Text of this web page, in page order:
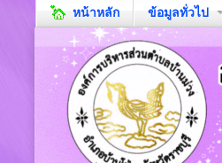
หน้าหลัก ข้อมูลทั่วไป